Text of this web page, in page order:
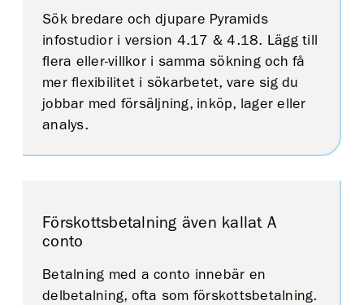
Sök bredare och djupare Pyramids
infostudior i version 4.17 & 4.18. Lägg till
flera eller-villkor i samma sökning och få
mer flexibilitet i sökarbetet, vare sig du
jobbar med försäljning, inköp, lager eller
analys.
Förskottsbetalning även kallat A
conto
Betalning med a conto innebär en
delbetalning, ofta som förskottsbetalning.